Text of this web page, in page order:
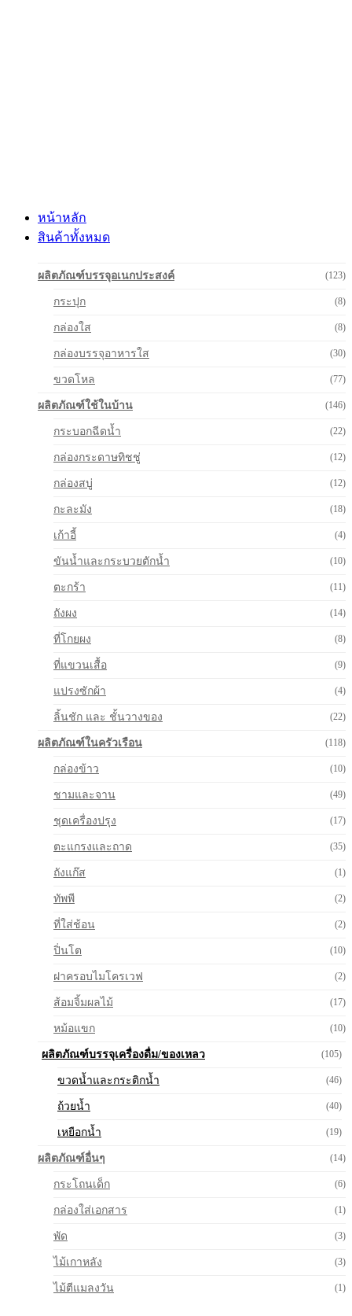
หน้าหลัก
สินค้าทั้งหมด
ผลิตภัณฑ์บรรจุอเนกประสงค์ (123)
กระปุก (8)
กล่องใส (8)
กล่องบรรจุอาหารใส (30)
ขวดโหล (77)
ผลิตภัณฑ์ใช้ในบ้าน (146)
กระบอกฉีดน้ำ (22)
กล่องกระดาษทิชชู่ (12)
กล่องสบู่ (12)
กะละมัง (18)
เก้าอี้ (4)
ขันน้ำและกระบวยตักน้ำ (10)
ตะกร้า (11)
ถังผง (14)
ที่โกยผง (8)
ที่แขวนเสื้อ (9)
แปรงซักผ้า (4)
ลิ้นชัก และ ชั้นวางของ (22)
ผลิตภัณฑ์ในครัวเรือน (118)
กล่องข้าว (10)
ชามและจาน (49)
ชุดเครื่องปรุง (17)
ตะแกรงและถาด (35)
ถังแก๊ส (1)
ทัพพี (2)
ที่ใส่ช้อน (2)
ปิ่นโต (10)
ฝาครอบไมโครเวฟ (2)
ส้อมจิ้มผลไม้ (17)
หม้อแขก (10)
ผลิตภัณฑ์บรรจุเครื่องดื่ม/ของเหลว (105)
ขวดน้ำและกระติกน้ำ (46)
ถ้วยน้ำ (40)
เหยือกน้ำ (19)
ผลิตภัณฑ์อื่นๆ (14)
กระโถนเด็ก (6)
กล่องใส่เอกสาร (1)
พัด (3)
ไม้เกาหลัง (3)
ไม้ตีแมลงวัน (1)